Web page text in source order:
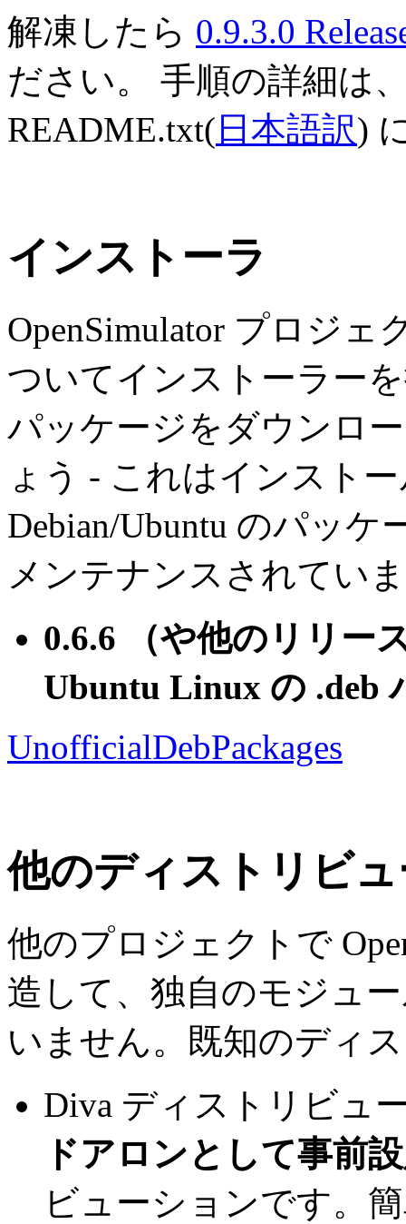
解凍したら 0.9.3.0
ださい。 手順の詳細は
README.txt( 日本語訳)
インストーラ
OpenSimulator プロジ
ついてインストーラー
パッケージをダウンロ
ょう - これはインスト
Debian/Ubuntu のパッ
メンテナンスされてい
0.6.6 （や他のリリー
Ubuntu Linux の .deb
UnofficialDebPackages
他のディストリビ
他のプロジェクトで
造して、独自のモジュ
いません。既知のディ
Diva ディストリビュ
ドアロンとして事前
ビューションです。